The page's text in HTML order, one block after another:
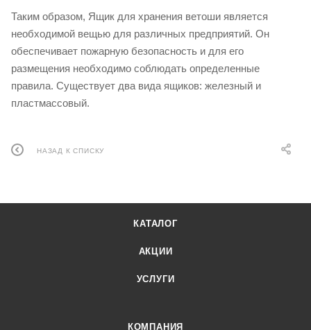
Таким образом, Ящик для хранения ветоши является
необходимой вещью для различных предприятий. Он
обеспечивает пожарную безопасность и для его
размещения необходимо соблюдать определенные
правила. Существует два вида ящиков: железный и
пластмассовый.
НАЗАД К СПИСКУ
КАТАЛОГ
АКЦИИ
УСЛУГИ
КОМПАНИЯ